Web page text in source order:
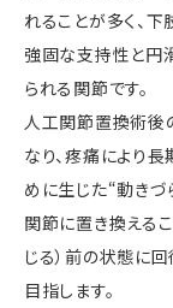
れることが多く、
強固な支持性と円
られる関節です。
人工関節置換術後
なり、疼痛により
めに生じた“動きづ
関節に置き換える
じる）前の状態に
目指します。